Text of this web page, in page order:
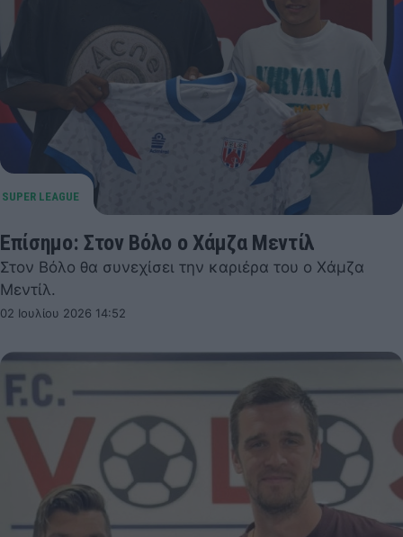
Επίσημο: Στον Βόλο ο Χάμζα Μεντίλ
Στον Βόλο θα συνεχίσει την καριέρα του ο Χάμζα
Μεντίλ.
02 Ιουλίου 2026 14:52